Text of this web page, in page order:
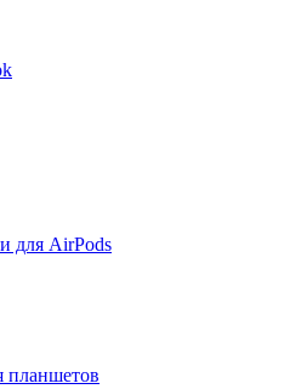
для AirPods
планшетов